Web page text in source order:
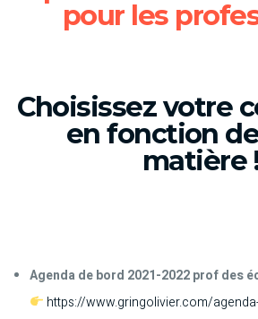
pour les
Choisissez votre
en fonction
matière
Agenda de bord 2021-2022 prof des
https://www.gringolivier.com/